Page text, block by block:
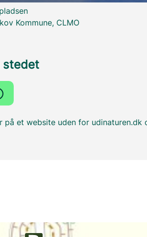
Kommune, CLMO
stedet
på et website uden for udinaturen.dk